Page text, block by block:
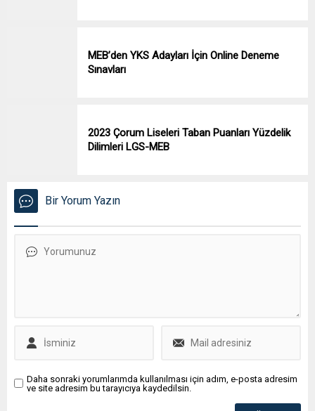
MEB’den YKS Adayları İçin Online Deneme
Sınavları
2023 Çorum Liseleri Taban Puanları Yüzdelik
Dilimleri LGS-MEB
Bir Yorum Yazın
Daha sonraki yorumlarımda kullanılması için adım, e-posta adresim
ve site adresim bu tarayıcıya kaydedilsin.